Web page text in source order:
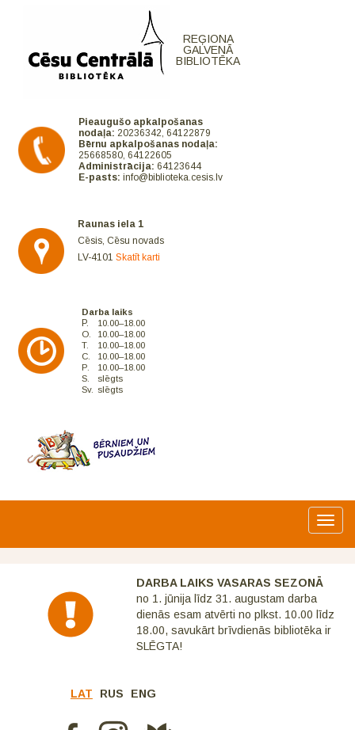
REĢIONA
GALVENĀ
BIBLIOTĒKA
Pieaugušo apkalpošanas
nodaļa: 20236342, 64122879
Bērnu apkalpošanas nodaļa:
25668580, 64122605
Administrācija: 64123644
E-pasts: info@biblioteka.cesis.lv
Raunas iela 1
Cēsis, Cēsu novads
LV-4101Skatīt karti
Darba laiks
P.
10.00–18.00
O.
10.00–18.00
T.
10.00–18.00
C.
10.00–18.00
P.
10.00–18.00
S.
slēgts
Sv.
slēgts
DARBA LAIKS VASARAS SEZONĀ
no 1. jūnija līdz 31. augustam darba
dienās esam atvērti no plkst. 10.00 līdz
18.00, savukārt brīvdienās bibliotēka ir
SLĒGTA!
LAT RUS ENG